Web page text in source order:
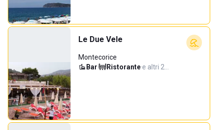
Le Due Vele
Montecorice
Bar· Ristorante·e altri 2…